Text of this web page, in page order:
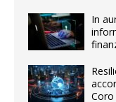
In
Coro